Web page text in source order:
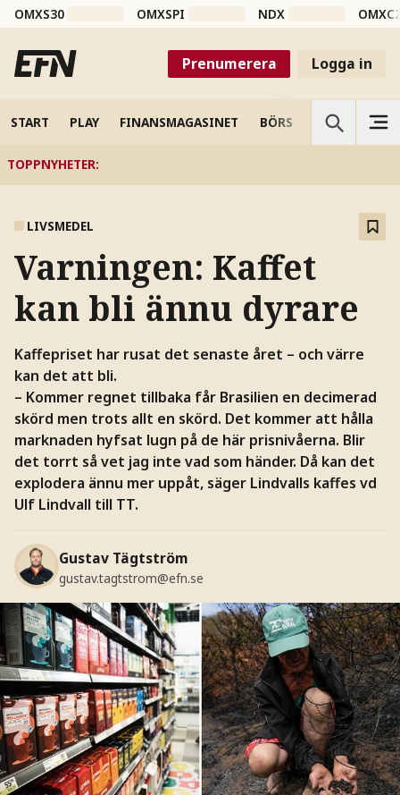
OMXS30 OMXSPI NDX
Prenumerera Logga in
START PLAY FINANSMAGASINET BÖRS VETENSKAP
TOPPNYHETER:
LIVSMEDEL
Varningen: Kaffet
kan bli ännu dyrare
Kaffepriset har rusat det senaste året – och värre
kan det att bli.
– Kommer regnet tillbaka får Brasilien en decimerad
skörd men trots allt en skörd. Det kommer att hålla
marknaden hyfsat lugn på de här prisnivåerna. Blir
det torrt så vet jag inte vad som händer. Då kan det
explodera ännu mer uppåt, säger Lindvalls kaffes vd
Ulf Lindvall till TT.
Gustav Tägtström
gustav.tagtstrom@efn.se